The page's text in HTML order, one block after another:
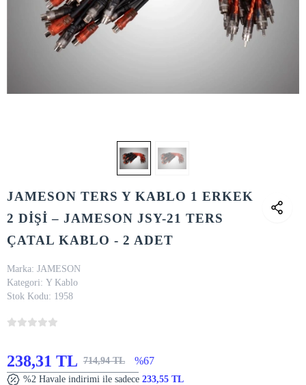
JAMESON TERS Y KABLO 1 ERKEK
2 DİŞİ – JAMESON JSY-21 TERS
ÇATAL KABLO - 2 ADET
Marka: JAMESON
Kategori: Y Kablo
Stok Kodu: 1958
238,31 TL 714,94 TL %67
%2 Havale indirimi ile sadece 233,55 TL